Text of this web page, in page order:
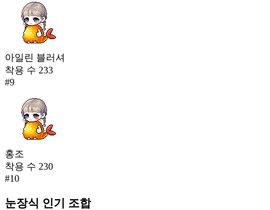
아일린 블러셔
착용 수 233
#9
홍조
착용 수 230
#10
눈장식 인기 조합